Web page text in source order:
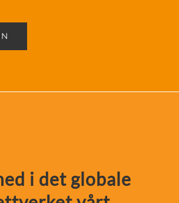
i det globale